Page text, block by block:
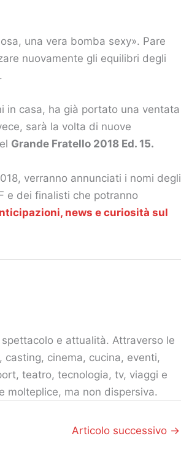
una vera bomba sexy». Pare
nuovamente gli equilibri degli
in casa, ha già portato una ventata
sarà la volta di nuove
Grande Fratello 2018 Ed. 15.
verranno annunciati i nomi degli
e dei finalisti che potranno
news e curiosità sul
e attualità. Attraverso le
cinema, cucina, eventi,
teatro, tecnologia, tv, viaggi e
molteplice, ma non dispersiva.
Articolo successivo →